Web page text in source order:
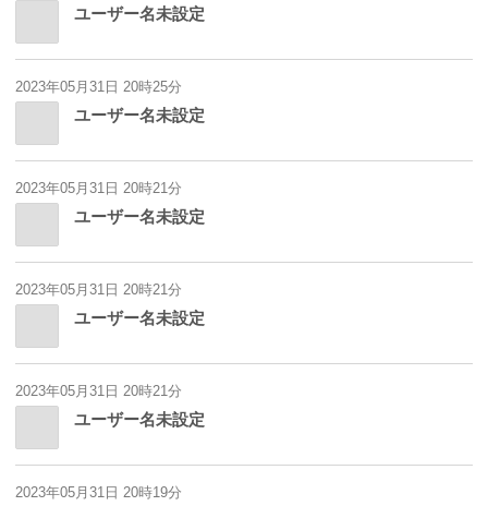
ユーザー名未設定
2023年05月31日 20時25分
ユーザー名未設定
2023年05月31日 20時21分
ユーザー名未設定
2023年05月31日 20時21分
ユーザー名未設定
2023年05月31日 20時21分
ユーザー名未設定
2023年05月31日 20時19分